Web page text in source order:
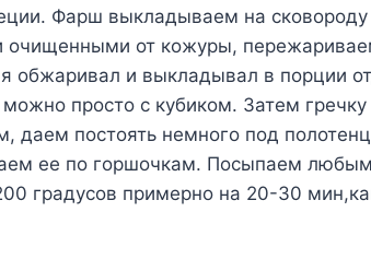
Фарш выкладываем на
очищенными от кожуры,
обжаривал и выкладывал в порции
можно просто с кубиком. Затем
даем постоять немного под
ее по горшочкам. Посыпаем
градусов примерно на 20-30